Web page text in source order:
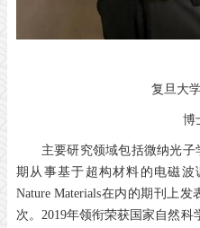
复旦大
博
主要研究领域包括微纳光
期从事基于超构材料的电磁
Nature Materials在内的期刊上
次。2019年领衔荣获国家自然科